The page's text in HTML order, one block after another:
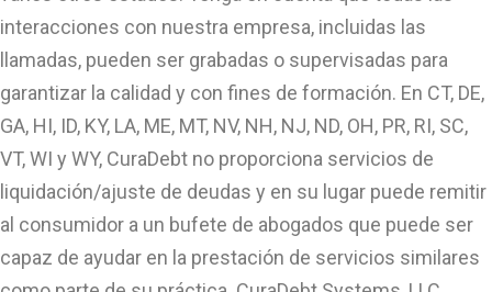
interacciones con nuestra empresa, incluidas las
llamadas, pueden ser grabadas o supervisadas para
garantizar la calidad y con fines de formación. En CT, DE,
GA, HI, ID, KY, LA, ME, MT, NV, NH, NJ, ND, OH, PR, RI, SC,
VT, WI y WY, CuraDebt no proporciona servicios de
liquidación/ajuste de deudas y en su lugar puede remitir
al consumidor a un bufete de abogados que puede ser
capaz de ayudar en la prestación de servicios similares